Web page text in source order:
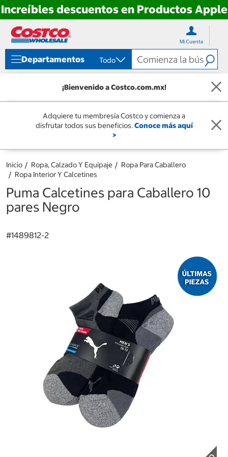
Increíbles descuentos en Productos Apple
directo
contenido
directo
menú
navegación
Mi Cuenta
Departamentos Todo
¡Bienvenido a Costco.com.mx!
Adquiere tu membresía Costco y comienza a
disfrutar todos sus beneficios.Conoce más aquí
>
Inicio Ropa, Calzado Y Equipaje
Ropa Para Caballero
Ropa Interior Y Calcetines
Puma Calcetines para Caballero 10
pares Negro
#1489812-2